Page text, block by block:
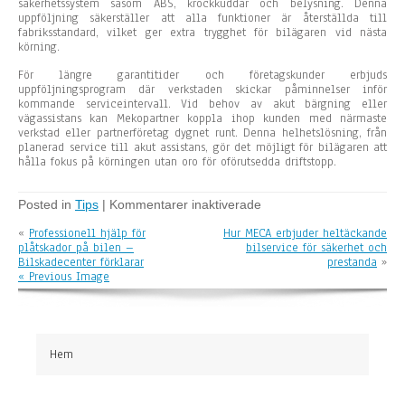
säkerhetssystem såsom ABS, krockkuddar och belysning. Denna
uppföljning säkerställer att alla funktioner är återställda till
fabriksstandard, vilket ger extra trygghet för bilägaren vid nästa
körning.
För längre garantitider och företagskunder erbjuds
uppföljningsprogram där verkstaden skickar påminnelser inför
kommande serviceintervall. Vid behov av akut bärgning eller
vägassistans kan Mekopartner koppla ihop kunden med närmaste
verkstad eller partnerföretag dygnet runt. Denna helhetslösning, från
planerad service till akut assistans, gör det möjligt för bilägaren att
hålla fokus på körningen utan oro för oförutsedda driftstopp.
Posted in Tips | Kommentarer inaktiverade
r
U
t
« Professionell hjälp för
plåtskador på bilen –
Bilskadecenter förklarar
Hur MECA erbjuder heltäckande
bilservice för säkerhet och
prestanda »
« Previous Image
Hem